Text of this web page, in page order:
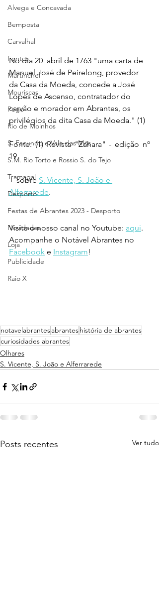
Alvega e Concavada
Bemposta
Carvalhal
Fontes
Martinchel
Mouriscas
Pego
Rio de Moinhos
S. Facundo e Vale das Mós
S.M. Rio Torto e Rossio S. do Tejo
Tramagal
Desporto
Festas de Abrantes 2023 - Desporto
Novidades
Loja
Publicidade
Raio X
No dia 20  abril de 1763 "uma carta de
Manuel José de Peirelong, provedor
da Casa da Moeda, concede a José
Lopes de Ascenso, contratador do
carvão e morador em Abrantes, os
privilégios da dita Casa da Moeda." (1)
Fonte: (1) Revista "Zahara" - edição nº
19
+ sobre S. Vicente, S. João e
Alferrarede.
Visite o nosso canal no Youtube: aqui.
Acompanhe o Notável Abrantes no
Facebook e Instagram!
notavelabrantesabranteshistória de abrantes
curiosidades abrantes
Olhares
S. Vicente, S. João e Alferrarede
Posts recentes Ver tudo